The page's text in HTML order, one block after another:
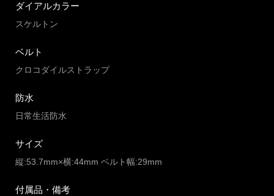
ダイアルカラー
スケルトン
ベルト
クロコダイルストラップ
防水
日常生活防水
サイズ
縦:53.7mm×横:44mm ベルト幅:29mm
付属品・備考